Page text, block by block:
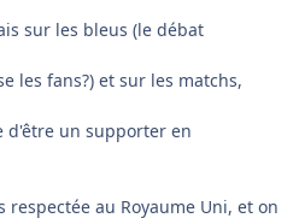
sur les bleus (le débat
les fans?) et sur les matchs,
d'être un supporter en
respectée au Royaume Uni, et on